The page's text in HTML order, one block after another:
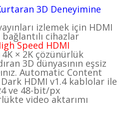
3D Deneyimine
izlemek için HDMI
cihazlar
Speed HDMI
× 2K çözünürlük
3D dünyasının eşsiz
Automatic Content
Dark HDMI v1.4 kablolar ile
ve 48-bit/px
video aktarımı